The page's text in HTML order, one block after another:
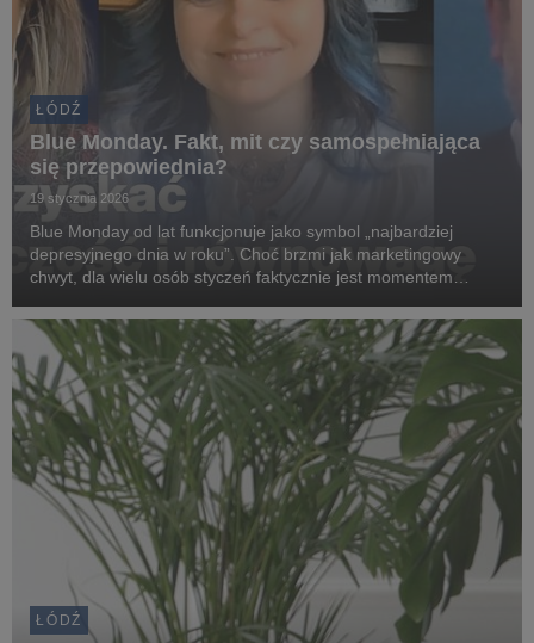
ŁÓDŹ
Blue Monday. Fakt, mit czy samospełniająca
się przepowiednia?
19 stycznia 2026
Blue Monday od lat funkcjonuje jako symbol „najbardziej
depresyjnego dnia w roku”. Choć brzmi jak marketingowy
chwyt, dla wielu osób styczeń faktycznie jest momentem
zmęczenie po intensywnym końcu roku oraz ...
ŁÓDŹ